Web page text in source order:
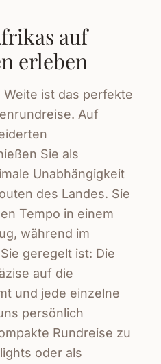
auf
erleben
ist das perfekte
Auf
Sie als
Unabhängigkeit
des Landes. Sie
Tempo in einem
während im
geregelt ist: Die
auf die
und jede einzelne
persönlich
Rundreise zu
oder als